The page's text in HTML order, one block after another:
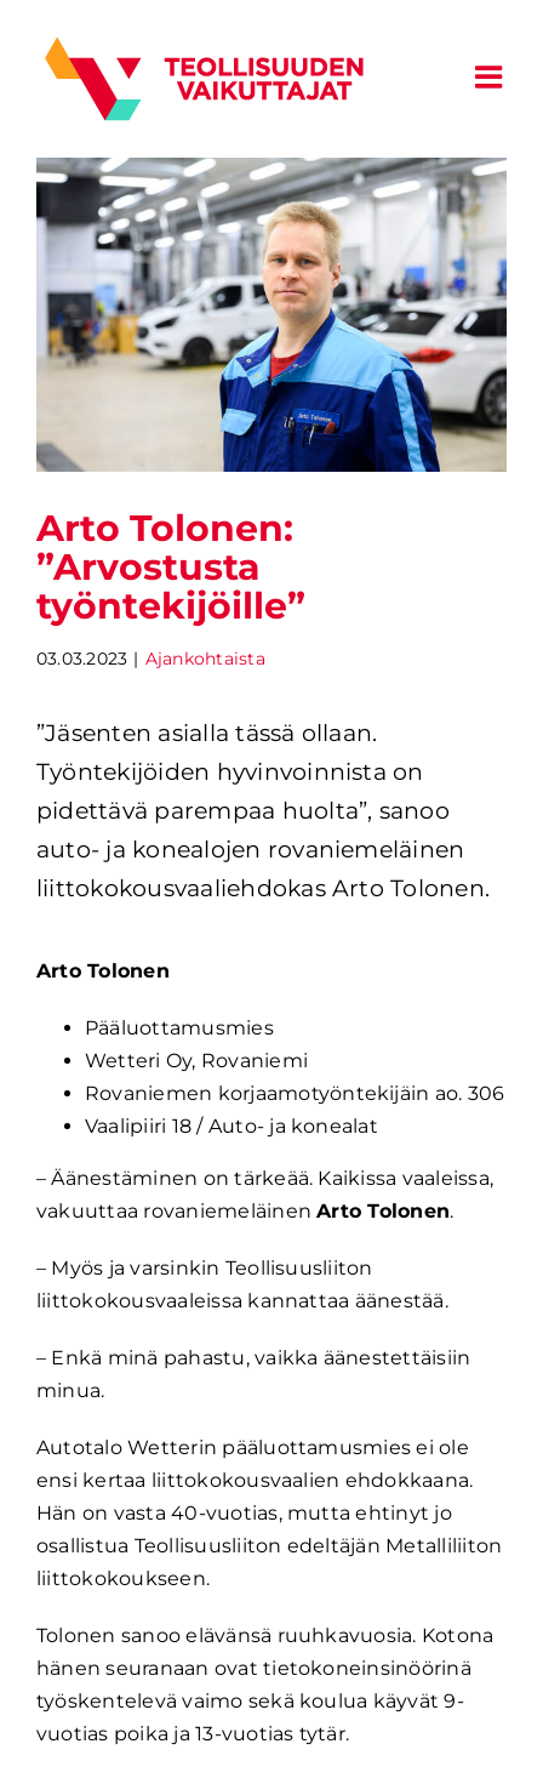
content
Arto Tolonen:
”Arvostusta
työntekijöille”
03.03.2023 | Ajankohtaista
”Jäsenten asialla tässä ollaan.
Työntekijöiden hyvinvoinnista on
pidettävä parempaa huolta”, sanoo
auto- ja konealojen rovaniemeläinen
liittokokousvaaliehdokas Arto Tolonen.
Arto Tolonen
Pääluottamusmies
Wetteri Oy, Rovaniemi
Rovaniemen korjaamotyöntekijäin ao. 306
Vaalipiiri 18 / Auto- ja konealat
– Äänestäminen on tärkeää. Kaikissa vaaleissa,
vakuuttaa rovaniemeläinenArto Tolonen.
– Myös ja varsinkin Teollisuusliiton
liittokokousvaaleissa kannattaa äänestää.
– Enkä minä pahastu, vaikka äänestettäisiin
minua.
Autotalo Wetterin pääluottamusmies ei ole
ensi kertaa liittokokousvaalien ehdokkaana.
Hän on vasta 40-vuotias, mutta ehtinyt jo
osallistua Teollisuusliiton edeltäjän Metalliliiton
liittokokoukseen.
Tolonen sanoo elävänsä ruuhkavuosia. Kotona
hänen seuranaan ovat tietokoneinsinöörinä
työskentelevä vaimo sekä koulua käyvät 9-
vuotias poika ja 13-vuotias tytär.